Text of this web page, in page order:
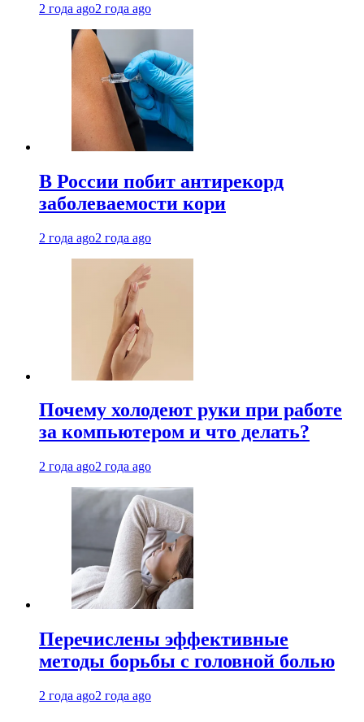
2 года ago2 года ago
В России побит антирекорд
заболеваемости кори
2 года ago2 года ago
Почему холодеют руки при работе
за компьютером и что делать?
2 года ago2 года ago
Перечислены эффективные
методы борьбы с головной болью
2 года ago2 года ago